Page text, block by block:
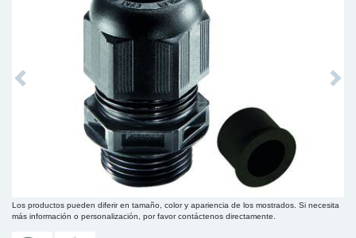
Previous Next
Los productos pueden diferir en tamaño, color y apariencia de los mostrados. Si necesita
más información o personalización, por favor contáctenos directamente.